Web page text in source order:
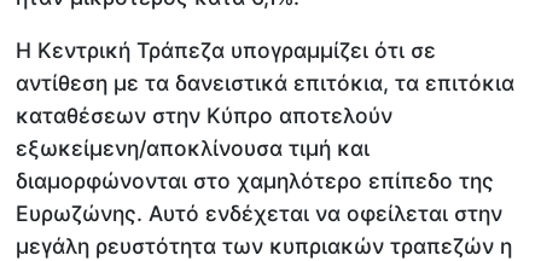
Η Κεντρική Τράπεζα υπογραμμίζει ότι σε
αντίθεση με τα δανειστικά επιτόκια, τα επιτόκια
καταθέσεων στην Κύπρο αποτελούν
εξωκείμενη/αποκλίνουσα τιμή και
διαμορφώνονται στο χαμηλότερο επίπεδο της
Ευρωζώνης. Αυτό ενδέχεται να οφείλεται στην
μεγάλη ρευστότητα των κυπριακών τραπεζών η